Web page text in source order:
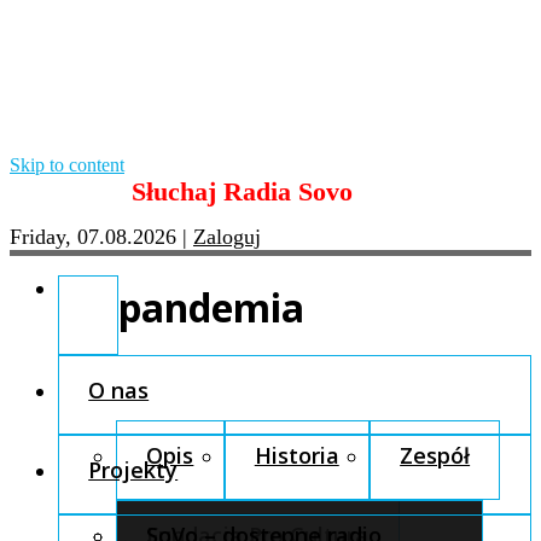
Skip to content
Słuchaj Radia Sovo
Friday, 07.08.2026 | Zaloguj
O nas
Opis Historia Zespół
Fundacja Pro Cultura
Projekty
SoVo – dostępne radio
pandemia